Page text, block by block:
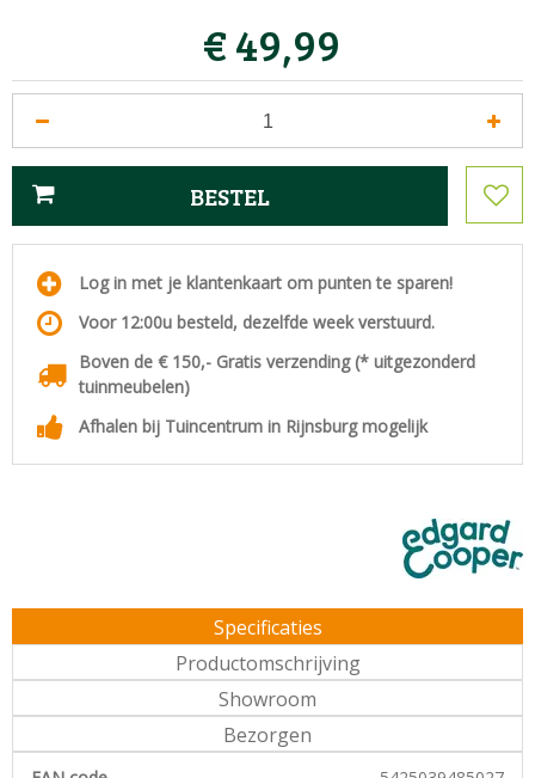
€49,99
Log in met je klantenkaart om punten te sparen!
Voor 12:00u besteld, dezelfde week verstuurd.
Boven de € 150,- Gratis verzending (* uitgezonderd
tuinmeubelen)
Afhalen bij Tuincentrum in Rijnsburg mogelijk
Specificaties
Productomschrijving
Showroom
Bezorgen